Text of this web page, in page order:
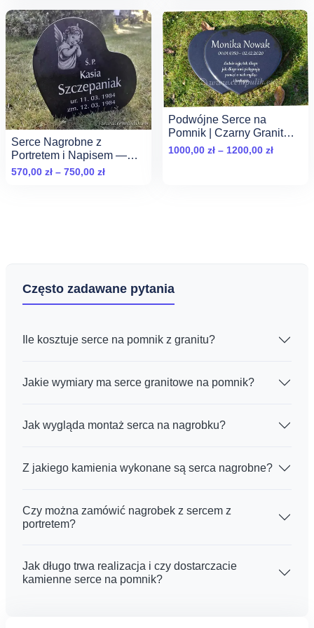
Serce Nagrobne z
Portretem i Napisem —
Model „Wieczna Pamięć”
570,00 zł – 750,00 złZakres
Podwójne Serce na
Pomnik | Czarny Granit
Szwed | Masywne 5 cm
1000,00 zł – 1200,00 złZakres
Często zadawane pytania
Ile kosztuje serce na pomnik z granitu?
Jakie wymiary ma serce granitowe na pomnik?
Jak wygląda montaż serca na nagrobku?
Z jakiego kamienia wykonane są serca nagrobne?
Czy można zamówić nagrobek z sercem z
portretem?
Jak długo trwa realizacja i czy dostarczacie
kamienne serce na pomnik?